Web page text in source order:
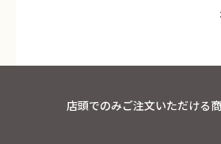
店頭でのみご注文いただける